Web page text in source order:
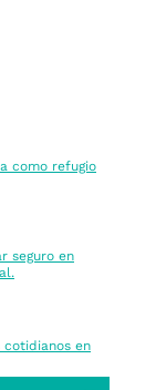
como refugio
seguro en
cotidianos en